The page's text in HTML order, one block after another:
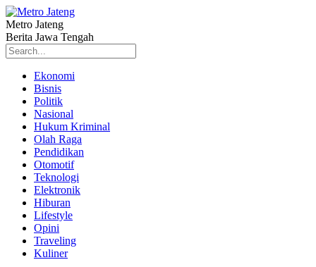
Metro Jateng
Berita Jawa Tengah
Ekonomi
Bisnis
Politik
Nasional
Hukum Kriminal
Olah Raga
Pendidikan
Otomotif
Teknologi
Elektronik
Hiburan
Lifestyle
Opini
Traveling
Kuliner